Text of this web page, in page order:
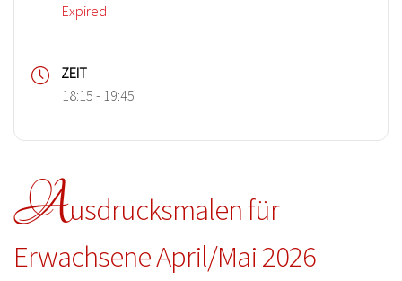
Expired!
ZEIT
18:15 - 19:45
Ausdrucksmalen für
Erwachsene April/Mai 2026